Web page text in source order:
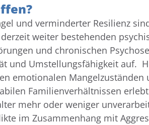
und verminderter Resilienz
weiter bestehenden
und chronischen
und Umstellungsfähigkeit auf.
emotionalen Mangelzuständen
Familienverhältnissen
mehr oder weniger
im Zusammenhang mit